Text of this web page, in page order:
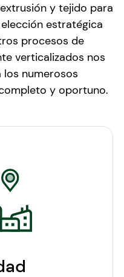
y tejido para
estratégica
procesos de
verticalizados nos
numerosos
y oportuno.